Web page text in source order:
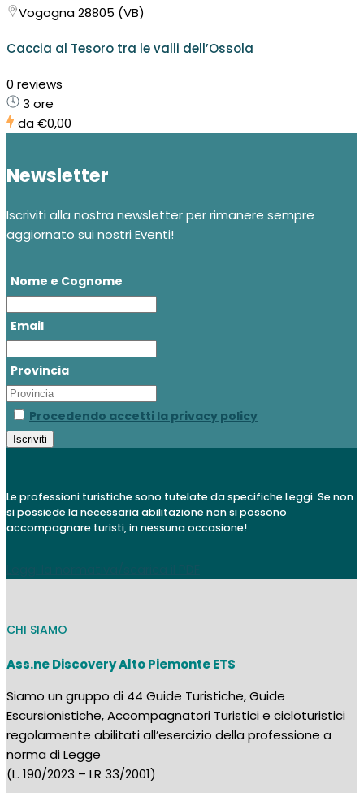
Vogogna 28805 (VB)
Caccia al Tesoro tra le valli dell’Ossola
0 reviews
3 ore
da€0,00
Newsletter
Iscriviti alla nostra newsletter per rimanere sempre
aggiornato sui nostri Eventi!
Nome e Cognome
Email
Provincia
Procedendo accetti la privacy policy
Le professioni turistiche sono tutelate da specifiche Leggi. Se non
si possiede la necessaria abilitazione non si possono
accompagnare turisti, in nessuna occasione!
CHI SIAMO
Ass.ne Discovery Alto Piemonte ETS
Siamo un gruppo di 44 Guide Turistiche, Guide
Escursionistiche, Accompagnatori Turistici e cicloturistici
regolarmente abilitati all’esercizio della professione a
norma di Legge
(L. 190/2023 – LR 33/2001)